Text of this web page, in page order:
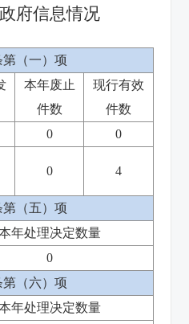
府信息情况
（一）项
本年废止
件数
现行有效
件数
0
0
0 4
（五）项
年处理决定数量
0
（六）项
年处理决定数量